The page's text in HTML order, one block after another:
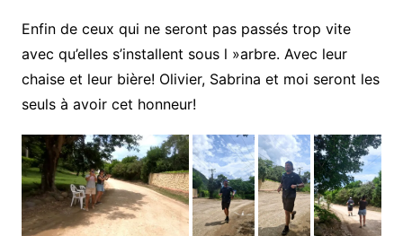
Enfin de ceux qui ne seront pas passés trop vite
avec qu’elles s’installent sous l »arbre. Avec leur
chaise et leur bière! Olivier, Sabrina et moi seront les
seuls à avoir cet honneur!